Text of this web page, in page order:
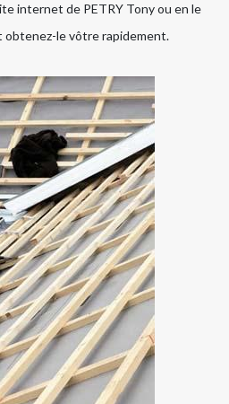
internet de PETRY Tony ou en le
le vôtre rapidement.